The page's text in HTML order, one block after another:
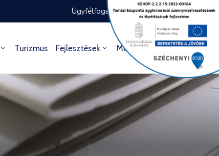
Ügyfélfogadás rendje Ügyintézés
Turizmus Fejlesztések Média Kultúra